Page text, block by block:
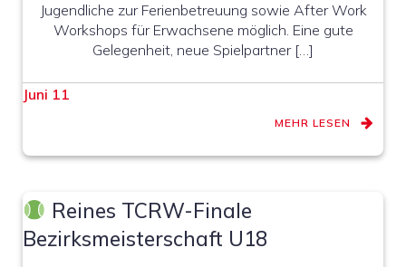
Jugendliche zur Ferienbetreuung sowie After Work
Workshops für Erwachsene möglich. Eine gute
Gelegenheit, neue Spielpartner […]
Juni 11
MEHR LESEN
Reines TCRW-Finale
Bezirksmeisterschaft U18